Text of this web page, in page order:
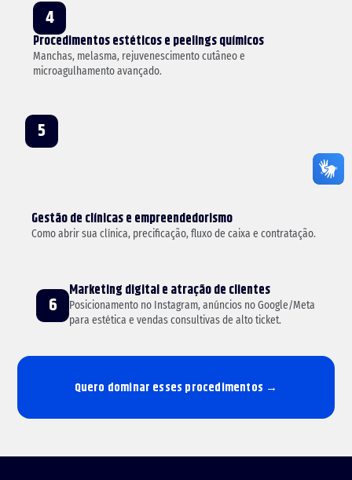
4
Procedimentos estéticos e peelings químicos
Manchas, melasma, rejuvenescimento cutâneo e
microagulhamento avançado.
5
Gestão de clínicas e empreendedorismo
Como abrir sua clínica, precificação, fluxo de caixa e contratação.
6
Marketing digital e atração de clientes
Posicionamento no Instagram, anúncios no Google/Meta
para estética e vendas consultivas de alto ticket.
Quero dominar esses procedimentos →